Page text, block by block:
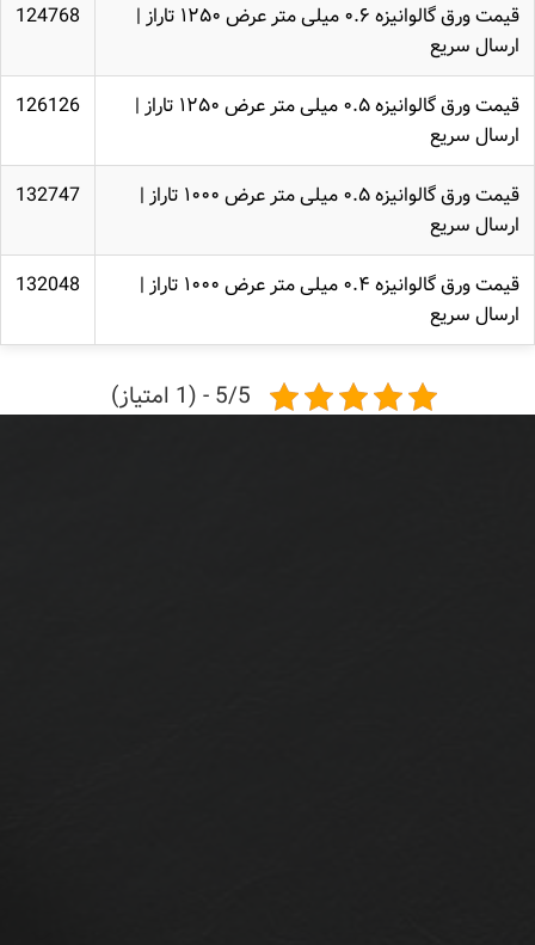
قیمت ورق گالوانیزه ۰.۶ میلی متر عرض ۱۲۵۰ تاراز |
ارسال سریع
124768
قیمت ورق گالوانیزه ۰.۵ میلی متر عرض ۱۲۵۰ تاراز |
ارسال سریع
126126
قیمت ورق گالوانیزه ۰.۵ میلی متر عرض ۱۰۰۰ تاراز |
ارسال سریع
132747
قیمت ورق گالوانیزه ۰.۴ میلی متر عرض ۱۰۰۰ تاراز |
ارسال سریع
132048
5/5 - (1 امتیاز)